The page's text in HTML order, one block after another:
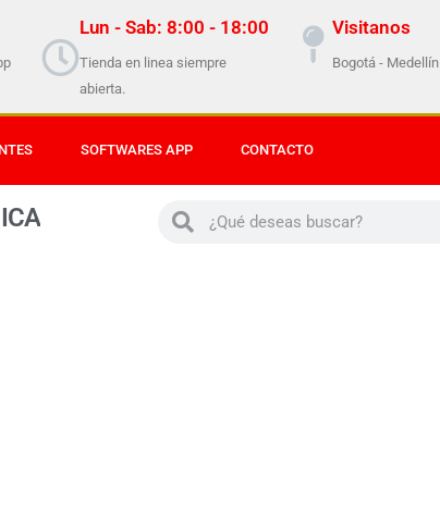
Lun - Sab: 8:00 - 18:00
Tienda en linea siempre
abierta.
Visitanos
Bogotá - Medellín
SOFTWARES APP CONTACTO
ICA Buscar Buscar